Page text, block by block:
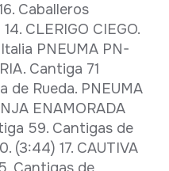
Caballeros
CLERIGO CIEGO.
PNEUMA PN-
Cantiga 71
de Rueda. PNEUMA
ENAMORADA
59. Cantigas de
(3:44) 17. CAUTIVA